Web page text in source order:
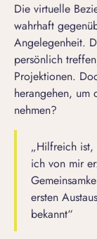
Die virtuelle
wahrhaft
Angelegenheit.
persönlich
Projektionen.
herangehen, um
nehmen?
„Hilfreich ist,
ich von mir
ersten
bekannt“